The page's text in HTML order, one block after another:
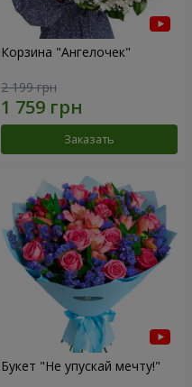
Корзина "Ангелочек"
2 199 грн
Заказать
Букет "Не упускай мечту!"